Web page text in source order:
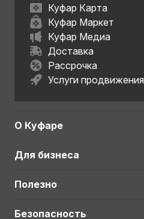
Куфар Карта
Куфар Маркет
Куфар Медиа
Доставка
Рассрочка
Услуги продвижения
О Куфаре
Для бизнеса
Полезно
Безопасность